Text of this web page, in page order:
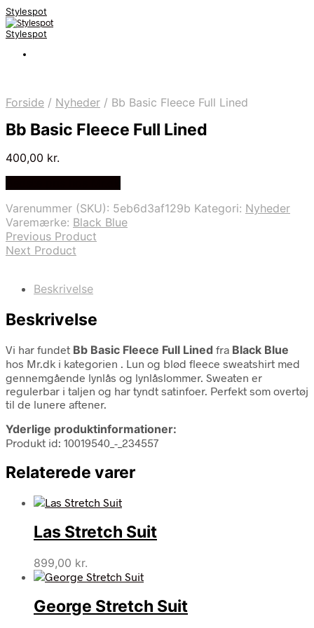
Stylespot
Stylespot
Forside / Nyheder / Bb Basic Fleece Full Lined
Bb Basic Fleece Full Lined
400,00 kr.
Varenummer (SKU): 5eb6d3af129b Kategori: Nyheder
Varemærke: Black Blue
Previous Product
Next Product
Beskrivelse
Beskrivelse
Vi har fundet Bb Basic Fleece Full Lined fra Black Blue
hos Mr.dk i kategorien . Lun og blød fleece sweatshirt med
gennemgående lynlås og lynlåslommer. Sweaten er
regulerbar i taljen og har tyndt satinfoer. Perfekt som overtøj
til de lunere aftener.
Yderlige produktinformationer:
Produkt id: 10019540_-_234557
Relaterede varer
Las Stretch Suit
899,00 kr.
George Stretch Suit